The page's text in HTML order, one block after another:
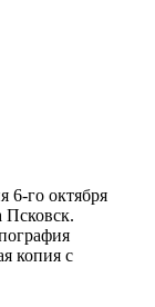
6-го октября
Псковск.
копия с